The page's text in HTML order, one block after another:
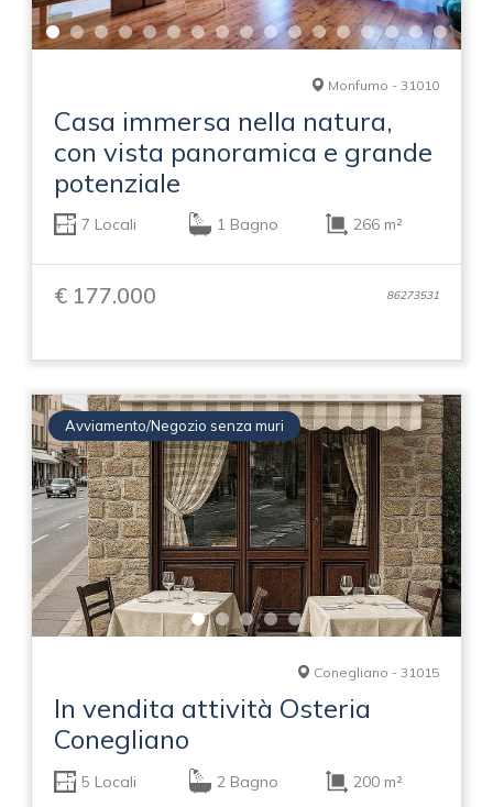
Monfumo - 31010
Casa immersa nella natura,
con vista panoramica e grande
potenziale
7 Locali 1 Bagno 266 m²
€ 177.000 86273531
Avviamento/Negozio senza muri
Conegliano - 31015
In vendita attività Osteria
Conegliano
5 Locali 2 Bagno 200 m²